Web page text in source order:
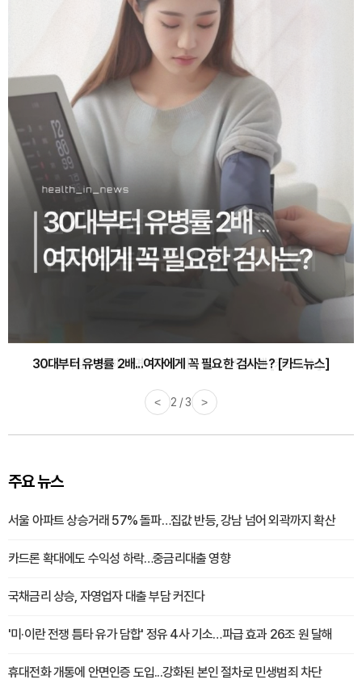
감기·독감 예방하고 면역력 높이는 4가지 영양제 [카드뉴스]
< 3 / 3 >
주요 뉴스
서울 아파트 상승거래 57% 돌파…집값 반등, 강남 넘어 외곽까지 확산
카드론 확대에도 수익성 하락…중금리대출 영향
국채금리 상승, 자영업자 대출 부담 커진다
'미·이란 전쟁 틈타 유가 담합' 정유 4사 기소…파급 효과 26조 원 달해
휴대전화 개통에 안면인증 도입...강화된 본인 절차로 민생범죄 차단